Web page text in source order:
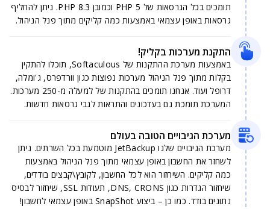
תומכים בכל הגרסאות של PHP 5 וכמובן PHP 8.3. ניתן להחליף
גרסאות באופן עצמאי באמצעות כמה קליקים מתוך פנל הניהול.
התקנת מערכות בקליק!
באמצעות מערכת ההתקנות של Softaculous, תוכלו להתקין
בקלות מתוך פנל הניהול מערכות נפוצות כגון וורדפרס, ג'ומלה,
דרופל ועוד. אנחנו תומכים בהתקנות של למעלה מ-250 מערכות.
המערכת תומכת גם בעדכונים והתראות לגבי גרסאות חדשות.
מערכת הגיבויים הטובה בעולם
מערכת הגיבויים שלנו JetBackup מוטמעת בכל השרתים. ניתן
לשחזר את החשבון באופן עצמאי מתוך פנל הניהול באמצעות
כמה קליקים. השיחזור הוא לכל החשבון, לקובץ\קבצים בודדים,
שיחזור הגדרות כגון DNS, CRONS, תעודות SSL, שיחזור לבסיס
נתונים בודד. כמו כן – ביצוע SnapShot באופן עצמאי לחשבון!